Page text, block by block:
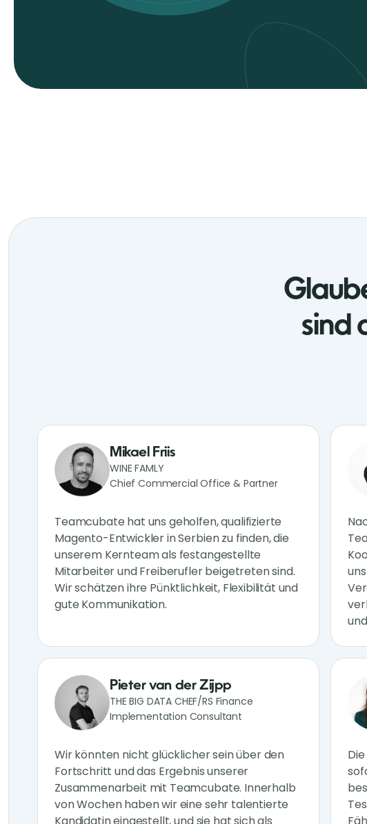
sind
Mikael Friis
WINE FAMLY
Chief Commercial Office & Partner
Teamcubate hat uns geholfen, qualifizierte
Magento-Entwickler in Serbien zu finden, die
unserem Kernteam als festangestellte
Mitarbeiter und Freiberufler beigetreten sind.
Wir schätzen ihre Pünktlichkeit, Flexibilität und
gute Kommunikation.
Pieter van der Zijpp
THE BIG DATA CHEF/RS Finance
Implementation Consultant
Wir könnten nicht glücklicher sein über den
Fortschritt und das Ergebnis unserer
Zusammenarbeit mit Teamcubate. Innerhalb
von Wochen haben wir eine sehr talentierte
Kandidatin eingestellt, und sie hat sich als